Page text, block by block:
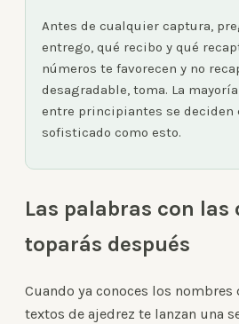
Antes de cualquier captura,
entrego, qué recibo y qué
números te favorecen y no
desagradable, toma. La
entre principiantes se deciden
sofisticado como esto.
Las palabras con las
toparás después
Cuando ya conoces los nombres
textos de ajedrez te lanzan una